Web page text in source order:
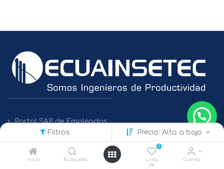
Filtros Precio: Alto a bajo
Inicio Búsqueda
0
Lista
de
Cuenta
Portal SAP de Empleados